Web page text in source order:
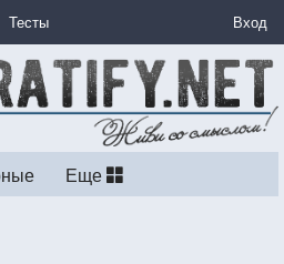
Тесты Вход
Еще